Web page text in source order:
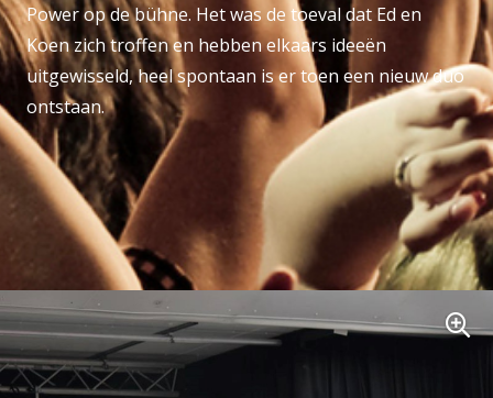
Power op de bühne. Het was de toeval dat Ed en
Koen zich troffen en hebben elkaars ideeën
uitgewisseld, heel spontaan is er toen een nieuw duo
ontstaan.